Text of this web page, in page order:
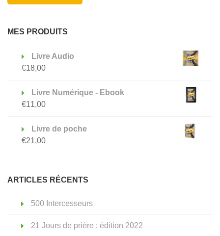
MES PRODUITS
Livre Audio
€18,00
Livre Numérique - Ebook
€11,00
Livre de poche
€21,00
ARTICLES RÉCENTS
500 Intercesseurs
21 Jours de prière : édition 2022